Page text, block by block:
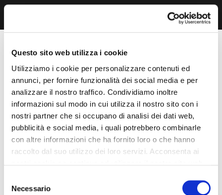
Questo sito web utilizza i cookie
Utilizziamo i cookie per personalizzare contenuti ed
annunci, per fornire funzionalità dei social media e per
analizzare il nostro traffico. Condividiamo inoltre
informazioni sul modo in cui utilizza il nostro sito con i
nostri partner che si occupano di analisi dei dati web,
pubblicità e social media, i quali potrebbero combinarle
con altre informazioni che ha fornito loro o che hanno
raccolto dal suo utilizzo dei loro servizi. Acconsenta ai
delNecessario